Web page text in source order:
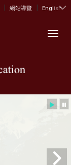
| 網站導覽 | English